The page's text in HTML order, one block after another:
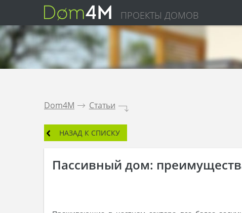
ПРОЕКТЫ ДОМОВ
Dom4M . Статьи .
НАЗАД К СПИСКУ
Пассивный дом: